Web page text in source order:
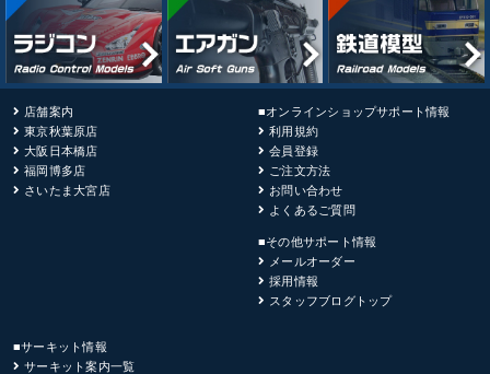
店舗案内
東京秋葉原店
大阪日本橋店
福岡博多店
さいたま大宮店
■オンラインショップサポート情報
利用規約
会員登録
ご注文方法
お問い合わせ
よくあるご質問
■その他サポート情報
メールオーダー
採用情報
スタッフブログトップ
■サーキット情報
サーキット案内一覧